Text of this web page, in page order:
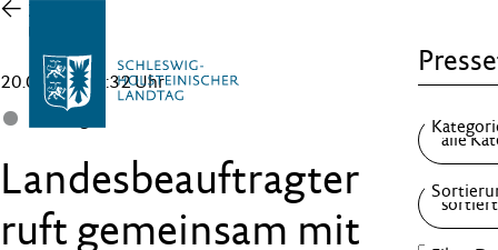
Zur
Übersicht
20.08.21 , 08:32 Uhr
Landesbeauftragter
ruft gemeinsam mit